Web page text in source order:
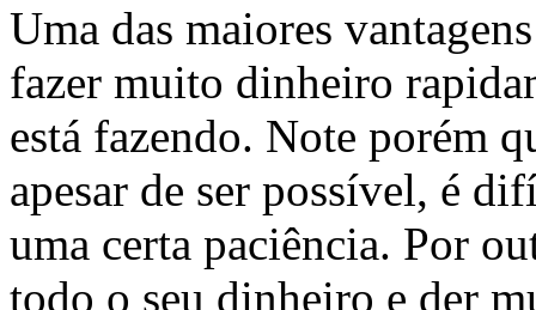
Uma das maiores
fazer muito dinheiro
está fazendo. Note porém
apesar de ser possível, é
uma certa paciência. Por
todo o seu dinheiro e der